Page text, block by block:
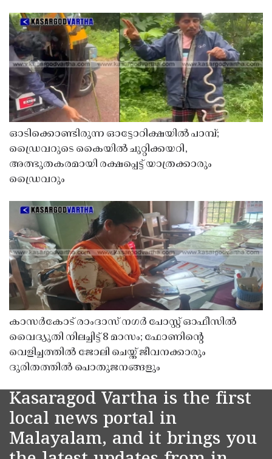
ഓടിക്കൊണ്ടിരുന്ന ഓട്ടോറിക്ഷയിൽ പാമ്പ്;
ഡ്രൈവറുടെ കൈയിൽ ചുറ്റിക്കയറി,
അത്ഭുതകരമായി രക്ഷപ്പെട്ട് യാത്രക്കാരും
ഡ്രൈവറും
കാസർകോട് രാംദാസ് നഗർ പോസ്റ്റ് ഓഫീസിൽ
വൈദ്യുതി നിലച്ചിട്ട് 8 മാസം; ഫോണിൻ്റെ
വെളിച്ചത്തിൽ ജോലി ചെയ്ത് ജീവനക്കാരും
ദുരിതത്തിൽ പൊതുജനങ്ങളും
Kasaragod Vartha is the first
local news portal in
Malayalam, and it brings you